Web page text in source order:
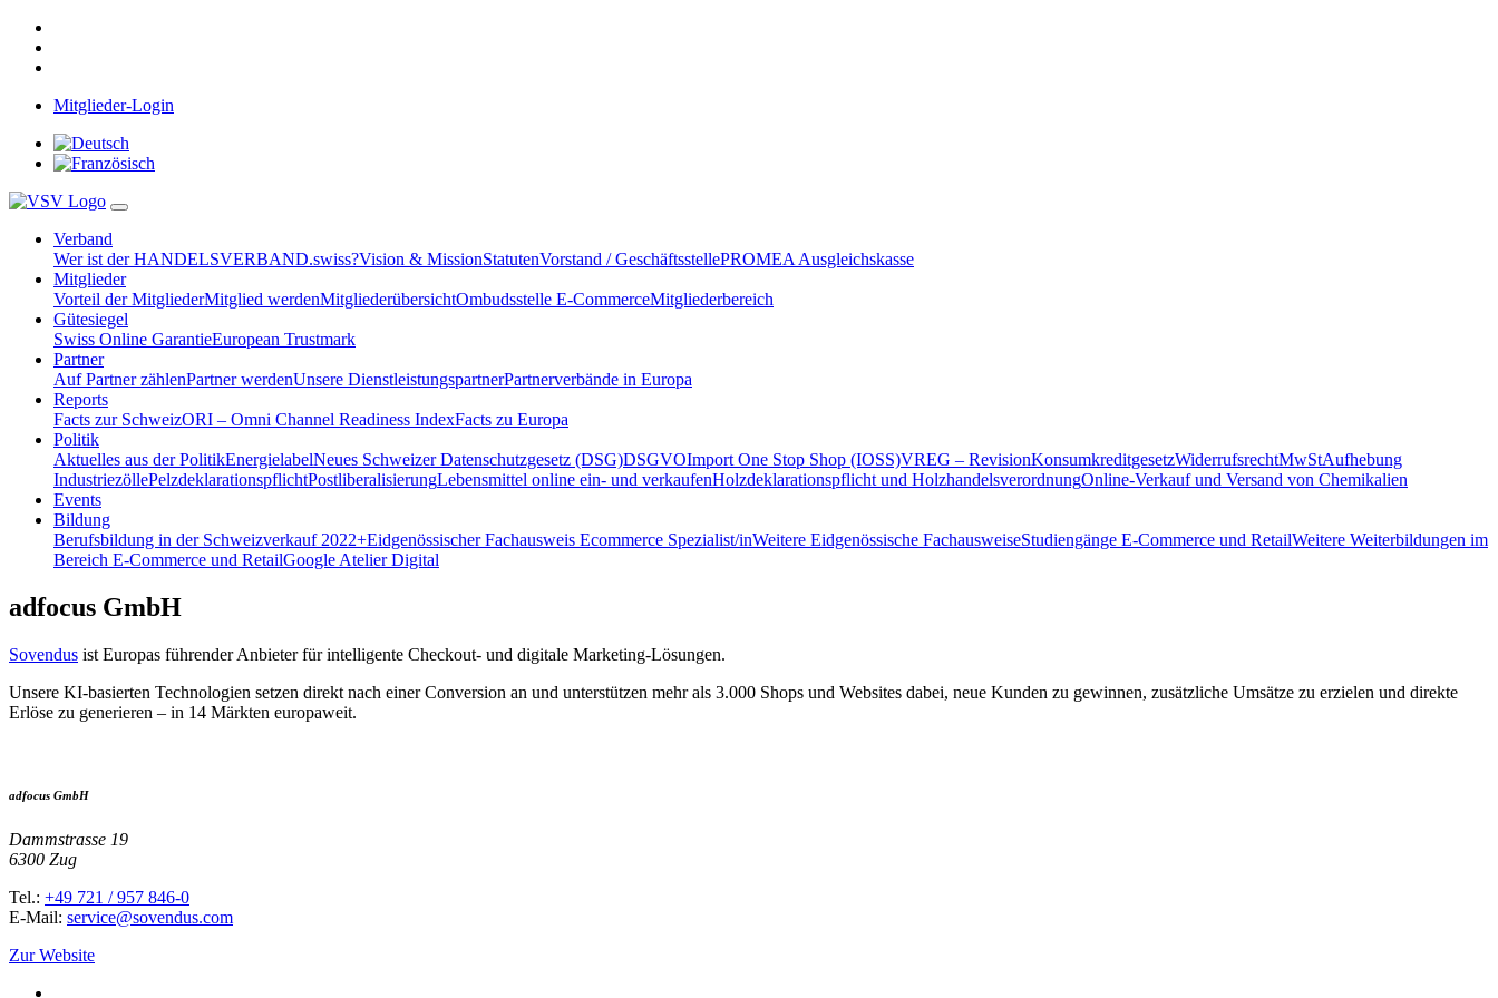
Mitglieder-Login
Verband
Wer ist der HANDELSVERBAND.swiss?Vision & MissionStatutenVorstand / GeschäftsstellePROMEA Ausgleichskasse
Mitglieder
Vorteil der MitgliederMitglied werdenMitgliederübersichtOmbudsstelle E-CommerceMitgliederbereich
Gütesiegel
Swiss Online GarantieEuropean Trustmark
Partner
Auf Partner zählenPartner werdenUnsere DienstleistungspartnerPartnerverbände in Europa
Reports
Facts zur SchweizORI – Omni Channel Readiness IndexFacts zu Europa
Politik
Aktuelles aus der PolitikEnergielabelNeues Schweizer Datenschutzgesetz (DSG)DSGVOImport One Stop Shop (IOSS)VREG – RevisionKonsumkreditgesetzWiderrufsrechtMwStAufhebung
IndustriezöllePelzdeklarationspflichtPostliberalisierungLebensmittel online ein- und verkaufenHolzdeklarationspflicht und HolzhandelsverordnungOnline-Verkauf und Versand von Chemikalien
Events
Bildung
Berufsbildung in der Schweizverkauf 2022+Eidgenössischer Fachausweis Ecommerce Spezialist/inWeitere Eidgenössische FachausweiseStudiengänge E-Commerce und RetailWeitere Weiterbildungen im
Bereich E-Commerce und RetailGoogle Atelier Digital
adfocus GmbH
Sovendus ist Europas führender Anbieter für intelligente Checkout- und digitale Marketing-Lösungen.
Unsere KI-basierten Technologien setzen direkt nach einer Conversion an und unterstützen mehr als 3.000 Shops und Websites dabei, neue Kunden zu gewinnen, zusätzliche Umsätze zu erzielen und direkte
Erlöse zu generieren – in 14 Märkten europaweit.
adfocus GmbH
Dammstrasse 19
6300 Zug
Tel.: +49 721 / 957 846-0
E-Mail: service@sovendus.com
Zur Website